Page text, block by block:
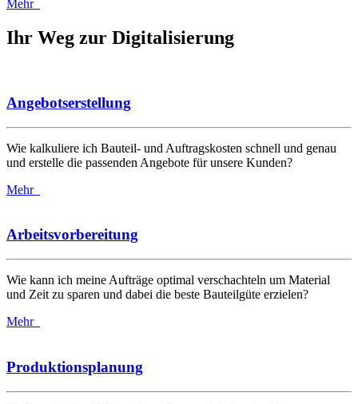
Mehr
Ihr Weg zur Digitalisierung
Angebotserstellung
Wie kalkuliere ich Bauteil- und Auftragskosten schnell und genau
und erstelle die passenden Angebote für unsere Kunden?
Mehr
Arbeitsvorbereitung
Wie kann ich meine Aufträge optimal verschachteln um Material
und Zeit zu sparen und dabei die beste Bauteilgüte erzielen?
Mehr
Produktionsplanung